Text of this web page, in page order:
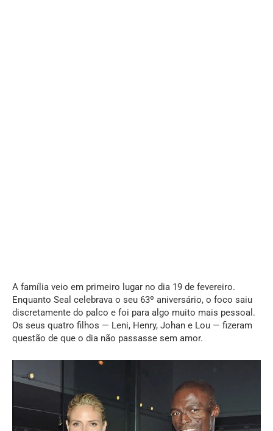
A família veio em primeiro lugar no dia 19 de fevereiro.
Enquanto Seal celebrava o seu 63º aniversário, o foco saiu
discretamente do palco e foi para algo muito mais pessoal.
Os seus quatro filhos — Leni, Henry, Johan e Lou — fizeram
questão de que o dia não passasse sem amor.